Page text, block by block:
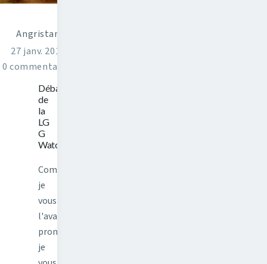
Angristan
27 janv. 2015
0 commentaires
Déballage
de
la
LG
G
Watch
Comme
je
vous
l'avais
promis,
je